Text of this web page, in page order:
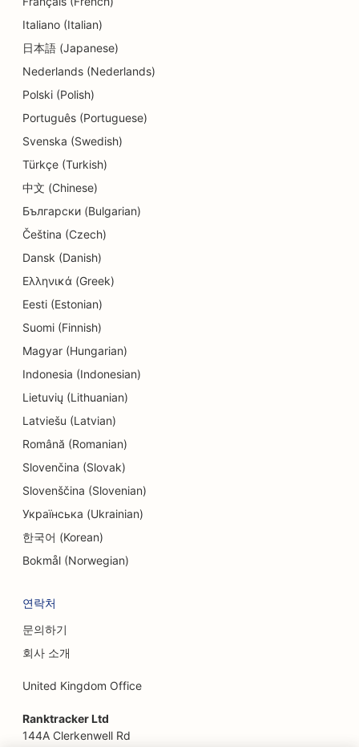
치과 병원을 위한 SEO
세부 상점용 SEO
컵케이크 가게를 위한 SEO
교육 및 보육 서비스를 위한 SEO
도넛 상점을 위한 SEO
전기 기술자를 위한 SEO
전자제품 매장을 위한 SEO
엔지니어링 기업을 위한 SEO
엔터테인먼트 및 레크리에이션을 위한 SEO
방탈출 게임용 SEO
에스닉 레스토랑용 EO
농장에서 식탁까지 레스토랑을 위한 SEO
패밀리 레스토랑을 위한 SEO
재무 설계사를 위한 SEO
패스트푸드 레스토랑을 위한 SEO
플로리스트를 위한 SEO
파인 다이닝 레스토랑을 위한 SEO
금융 서비스를 위한 SEO
푸드코트용 SEO
Italiano (Italian)
日本語 (Japanese)
Nederlands (Nederlands)
Polski (Polish)
Português (Portuguese)
Svenska (Swedish)
Türkçe (Turkish)
中文 (Chinese)
Български (Bulgarian)
Čeština (Czech)
Dansk (Danish)
Ελληνικά (Greek)
Eesti (Estonian)
Suomi (Finnish)
Magyar (Hungarian)
Indonesia (Indonesian)
Lietuvių (Lithuanian)
Latviešu (Latvian)
Română (Romanian)
Slovenčina (Slovak)
Slovenščina (Slovenian)
Українська (Ukrainian)
한국어 (Korean)
Bokmål (Norwegian)
연락처
문의하기
회사 소개
United Kingdom Office
Ranktracker Ltd
144A Clerkenwell Rd